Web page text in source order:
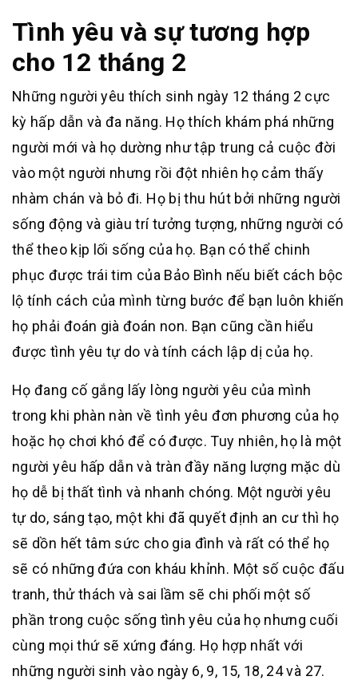
Tình yêu và sự tương hợp
cho 12 tháng 2
Những người yêu thích sinh ngày 12 tháng 2 cực
kỳ hấp dẫn và đa năng. Họ thích khám phá những
người mới và họ dường như tập trung cả cuộc đời
vào một người nhưng rồi đột nhiên họ cảm thấy
nhàm chán và bỏ đi. Họ bị thu hút bởi những người
sống động và giàu trí tưởng tượng, những người có
thể theo kịp lối sống của họ. Bạn có thể chinh
phục được trái tim của Bảo Bình nếu biết cách bộc
lộ tính cách của mình từng bước để bạn luôn khiến
họ phải đoán già đoán non. Bạn cũng cần hiểu
được tình yêu tự do và tính cách lập dị của họ.
Họ đang cố gắng lấy lòng người yêu của mình
trong khi phàn nàn về tình yêu đơn phương của họ
hoặc họ chơi khó để có được. Tuy nhiên, họ là một
người yêu hấp dẫn và tràn đầy năng lượng mặc dù
họ dễ bị thất tình và nhanh chóng. Một người yêu
tự do, sáng tạo, một khi đã quyết định an cư thì họ
sẽ dồn hết tâm sức cho gia đình và rất có thể họ
sẽ có những đứa con kháu khỉnh. Một số cuộc đấu
tranh, thử thách và sai lầm sẽ chi phối một số
phần trong cuộc sống tình yêu của họ nhưng cuối
cùng mọi thứ sẽ xứng đáng. Họ hợp nhất với
những người sinh vào ngày 6, 9, 15, 18, 24 và 27.